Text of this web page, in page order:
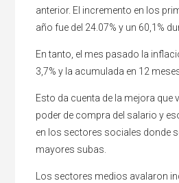
anterior. El incremento en los
año fue del 24.07% y un 60,1%
En tanto, el mes pasado la
3,7% y la acumulada en 12
Esto da cuenta de la mejora que
poder de compra del salario y
en los sectores sociales donde
mayores subas.
Los sectores medios avalaron